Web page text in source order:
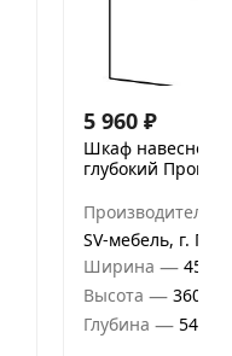
5 960 ₽
Шкаф навесной
глубокий
Производитель
SV-мебель, г.
Ширина — 450
Высота — 360 мм
Глубина — 546